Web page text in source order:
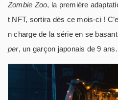
Zombie Zoo, la première
t NFT, sortira dès ce mois-ci !
n charge de la série en se
per, un garçon japonais de 9 ans.